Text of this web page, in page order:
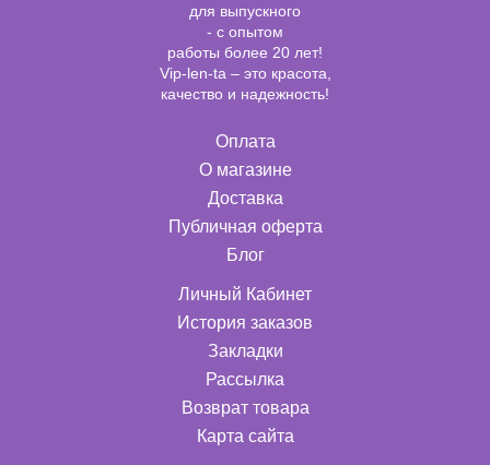
для выпускного
- с опытом
работы более 20 лет!
Vip-len-ta – это красота,
качество и надежность!
Оплата
О магазине
Доставка
Публичная оферта
Блог
Личный Кабинет
История заказов
Закладки
Рассылка
Возврат товара
Карта сайта